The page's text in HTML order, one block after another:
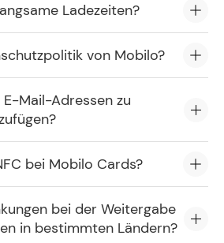
Ladezeiten?
von Mobilo?
Mail-Adressen zu
bei Mobilo Cards?
bei der Weitergabe
in bestimmten Ländern?